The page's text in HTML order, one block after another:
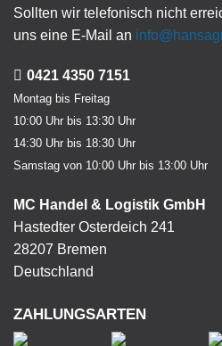
Sollten wir telefonisch nicht
uns eine E-Mail an
0421 4350 7151
Montag bis Freitag
10:00 Uhr bis 13:30 Uhr
14:30 Uhr bis 18:30 Uhr
Samstag von 10:00 Uhr bis 13:00 Uhr
MC Handel & Logistik GmbH
Hastedter Osterdeich 241
28207 Bremen
Deutschland
ZAHLUNGSARTEN